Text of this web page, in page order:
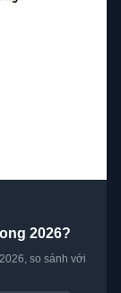
2026?
so sánh với